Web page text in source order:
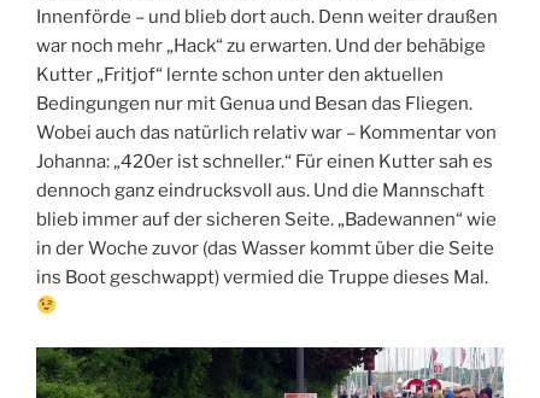
Innenförde – und blieb dort auch. Denn weiter draußen
war noch mehr „Hack“ zu erwarten. Und der behäbige
Kutter „Fritjof“ lernte schon unter den aktuellen
Bedingungen nur mit Genua und Besan das Fliegen.
Wobei auch das natürlich relativ war – Kommentar von
Johanna: „420er ist schneller.“ Für einen Kutter sah es
dennoch ganz eindrucksvoll aus. Und die Mannschaft
blieb immer auf der sicheren Seite. „Badewannen“ wie
in der Woche zuvor (das Wasser kommt über die Seite
ins Boot geschwappt) vermied die Truppe dieses Mal.